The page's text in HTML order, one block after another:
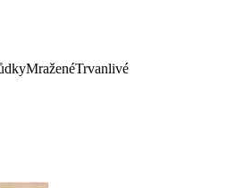
MraženéTrvanlivé